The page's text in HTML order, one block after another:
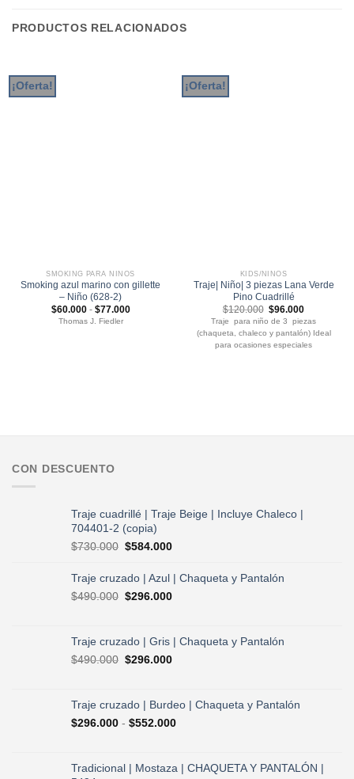
PRODUCTOS RELACIONADOS
¡Oferta!
SMOKING PARA NIÑOS
Smoking azul marino con gillette
– Niño (628-2)
$60.000 - $77.000Rango
Thomas J. Fiedler
¡Oferta!
KIDS/NIÑOS
Traje| Niño| 3 piezas Lana Verde
Pino Cuadrillé
$120.000 El
precio
original
era:
$120.000.
$96.000El
precio
actual
es:
$96.000.
Traje para niño de 3 piezas
(chaqueta, chaleco y pantalón) Ideal
para ocasiones especiales
CON DESCUENTO
Traje cuadrillé | Traje Beige | Incluye Chaleco |
704401-2 (copia)
$730.000 El
original
era:
$730.000.
$584.000El
actual
es:
Traje cruzado | Azul | Chaqueta y Pantalón
$490.000 El
era:
$490.000.
$296.000El
es:
Traje cruzado | Gris | Chaqueta y Pantalón
$490.000 El
era:
$490.000.
$296.000El
es:
Traje cruzado | Burdeo | Chaqueta y Pantalón
$296.000 - $552.000Rango
desde
Tradicional | Mostaza | CHAQUETA Y PANTALÓN |